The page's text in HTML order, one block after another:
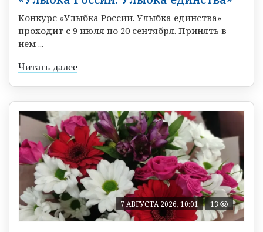
Конкурс «Улыбка России. Улыбка единства»
проходит с 9 июля по 20 сентября. Принять в
нем ...
Читать далее
7 АВГУСТА 2026, 10:01 13